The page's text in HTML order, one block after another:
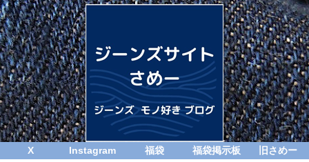
X Instagram 福袋 福袋掲示板 旧さめー